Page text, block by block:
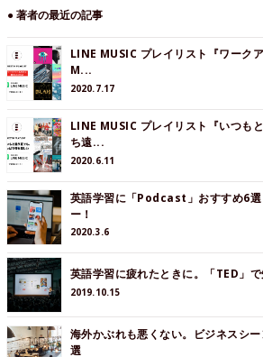
● 著者の最近の記事
LINE MUSIC プレイリスト『ワーク
M...
2020.7.17
LINE MUSIC プレイリスト『いつも
ち遠...
2020.6.11
英語学習に「Podcast」おすすめ6
ー！
2020.3.6
英語学習に疲れたときに。「TED」
2019.10.15
海外かぶれも悪くない。ビジネスシ
選